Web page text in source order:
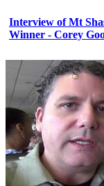
Interview of Mt
Winner - Corey